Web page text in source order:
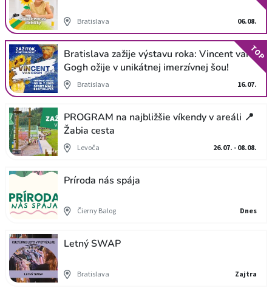
Bratislava 06.08.
Bratislava zažije výstavu roka: Vincent van
Gogh ožije v unikátnej imerzívnej šou!
Bratislava 16.07.
TOP
PROGRAM na najbližšie víkendy v areáli 📍
Žabia cesta
Levoča 26.07. - 08.08.
Príroda nás spája
Čierny Balog Dnes
Letný SWAP
Bratislava Zajtra